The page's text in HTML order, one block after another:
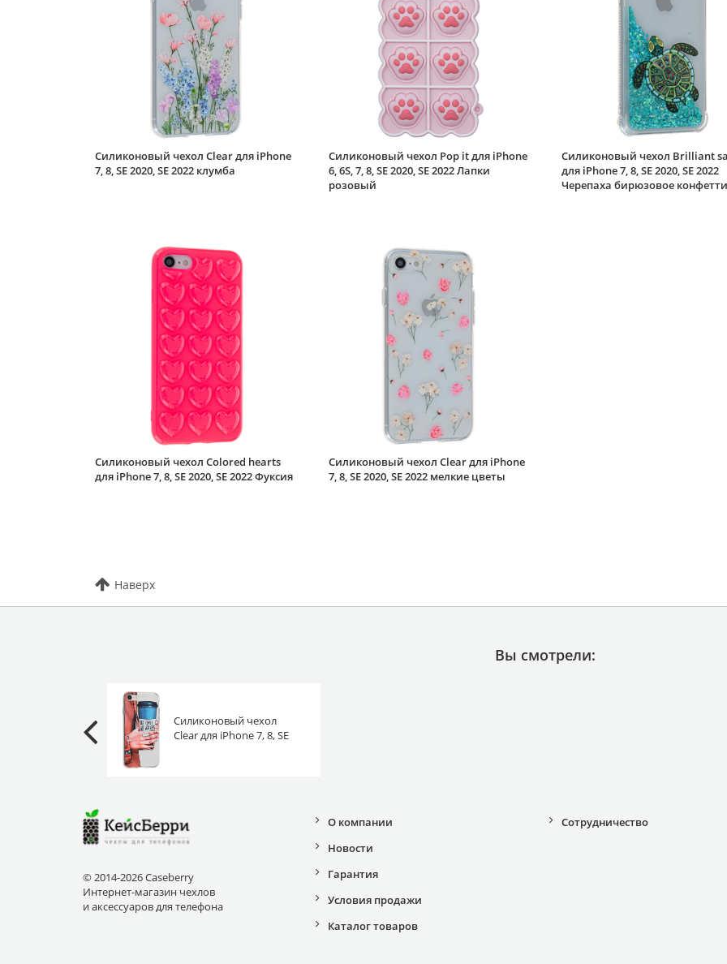
Силиконовый чехол Clear для iPhone
7, 8, SE 2020, SE 2022 клумба
Силиконовый чехол Pop it для iPhone
6, 6S, 7, 8, SE 2020, SE 2022 Лапки
розовый
Силиконовый чехол Brilliant
для iPhone 7, 8, SE 2020, SE 2022
Черепаха бирюзовое конфетти
Силиконовый чехол Colored hearts
для iPhone 7, 8, SE 2020, SE 2022 Фуксия
Силиконовый чехол Clear для iPhone
7, 8, SE 2020, SE 2022 мелкие цветы
Наверх
Вы смотрели:
Силиконовый чехол
Clear для iPhone 7, 8, SE
© 2014-2026 Caseberry
Интернет-магазин чехлов
и аксессуаров для телефона
О компании
Новости
Гарантия
Условия продажи
Каталог товаров
Сотрудничество